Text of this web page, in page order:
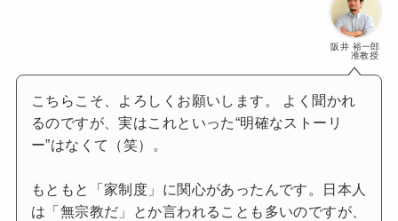
阪井 裕一郎
准教授
こちらこそ、よろしくお願いします。 よく聞かれ
るのですが、実はこれといった“明確なストーリ
ー”はなくて（笑）。
もともと「家制度」に関心があったんです。日本人
は「無宗教だ」とか言われることも多いのですが、